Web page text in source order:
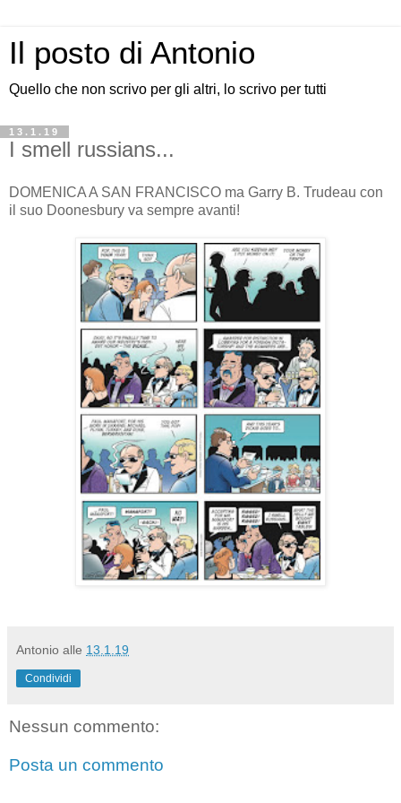
Il posto di Antonio
Quello che non scrivo per gli altri, lo scrivo per tutti
13.1.19
I smell russians...
DOMENICA A SAN FRANCISCO ma Garry B. Trudeau con
il suo Doonesbury va sempre avanti!
Antonio alle 13.1.19
Condividi
Nessun commento:
Posta un commento